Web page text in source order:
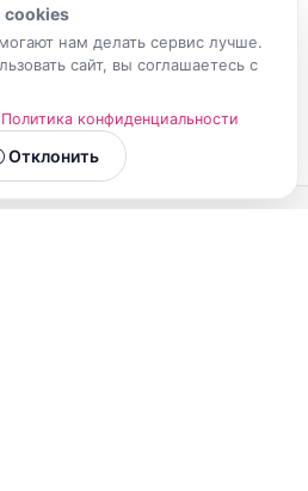
cookies
нам делать сервис лучше.
сайт, вы соглашаетесь с
Политика конфиденциальности
Отклонить